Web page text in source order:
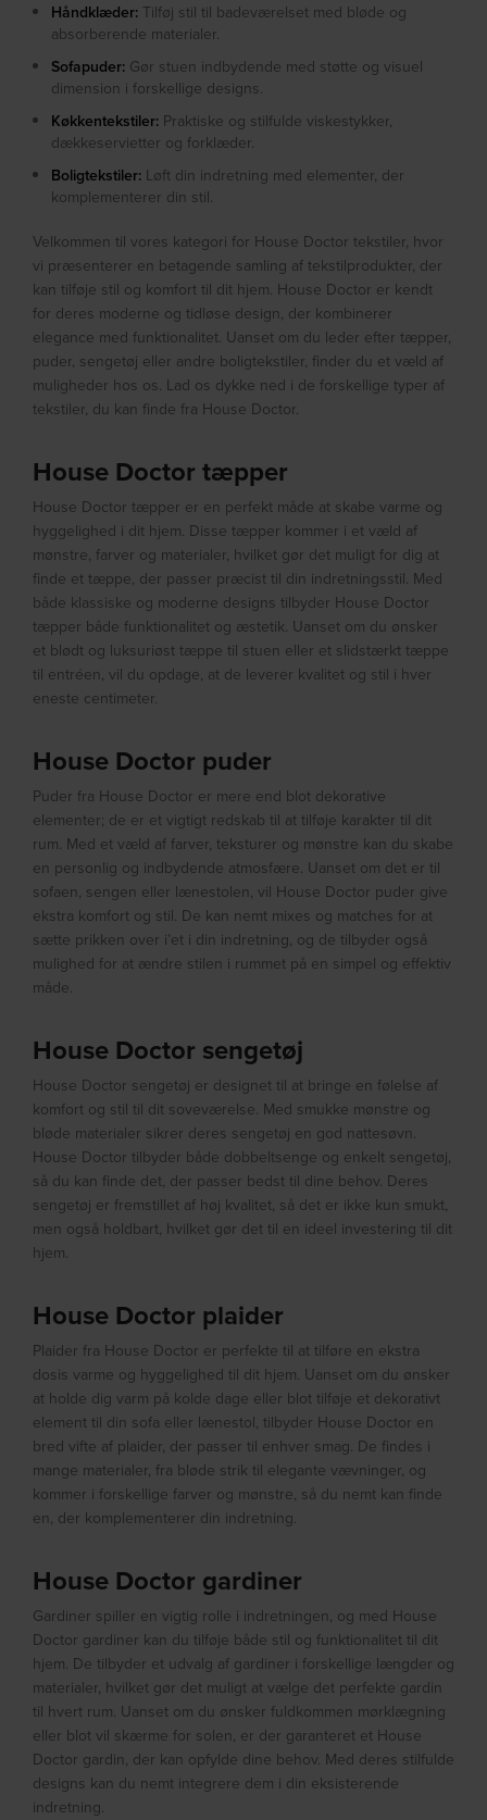
Håndklæder: Tilføj stil til badeværelset med bløde og
absorberende materialer.
Sofapuder: Gør stuen indbydende med støtte og visuel
dimension i forskellige designs.
Køkkentekstiler: Praktiske og stilfulde viskestykker,
dækkeservietter og forklæder.
Boligtekstiler: Løft din indretning med elementer, der
komplementerer din stil.
Velkommen til vores kategori for House Doctor tekstiler, hvor
vi præsenterer en betagende samling af tekstilprodukter, der
kan tilføje stil og komfort til dit hjem. House Doctor er kendt
for deres moderne og tidløse design, der kombinerer
elegance med funktionalitet. Uanset om du leder efter tæpper,
puder, sengetøj eller andre boligtekstiler, finder du et væld af
muligheder hos os. Lad os dykke ned i de forskellige typer af
tekstiler, du kan finde fra House Doctor.
House Doctor tæpper
House Doctor tæpper er en perfekt måde at skabe varme og
hyggelighed i dit hjem. Disse tæpper kommer i et væld af
mønstre, farver og materialer, hvilket gør det muligt for dig at
finde et tæppe, der passer præcist til din indretningsstil. Med
både klassiske og moderne designs tilbyder House Doctor
tæpper både funktionalitet og æstetik. Uanset om du ønsker
et blødt og luksuriøst tæppe til stuen eller et slidstærkt tæppe
til entréen, vil du opdage, at de leverer kvalitet og stil i hver
eneste centimeter.
House Doctor puder
Puder fra House Doctor er mere end blot dekorative
elementer; de er et vigtigt redskab til at tilføje karakter til dit
rum. Med et væld af farver, teksturer og mønstre kan du skabe
en personlig og indbydende atmosfære. Uanset om det er til
sofaen, sengen eller lænestolen, vil House Doctor puder give
ekstra komfort og stil. De kan nemt mixes og matches for at
sætte prikken over i’et i din indretning, og de tilbyder også
mulighed for at ændre stilen i rummet på en simpel og effektiv
måde.
House Doctor sengetøj
House Doctor sengetøj er designet til at bringe en følelse af
komfort og stil til dit soveværelse. Med smukke mønstre og
bløde materialer sikrer deres sengetøj en god nattesøvn.
House Doctor tilbyder både dobbeltsenge og enkelt sengetøj,
så du kan finde det, der passer bedst til dine behov. Deres
sengetøj er fremstillet af høj kvalitet, så det er ikke kun smukt,
men også holdbart, hvilket gør det til en ideel investering til dit
hjem.
House Doctor plaider
Plaider fra House Doctor er perfekte til at tilføre en ekstra
dosis varme og hyggelighed til dit hjem. Uanset om du ønsker
at holde dig varm på kolde dage eller blot tilføje et dekorativt
element til din sofa eller lænestol, tilbyder House Doctor en
bred vifte af plaider, der passer til enhver smag. De findes i
mange materialer, fra bløde strik til elegante vævninger, og
kommer i forskellige farver og mønstre, så du nemt kan finde
en, der komplementerer din indretning.
House Doctor gardiner
Gardiner spiller en vigtig rolle i indretningen, og med House
Doctor gardiner kan du tilføje både stil og funktionalitet til dit
hjem. De tilbyder et udvalg af gardiner i forskellige længder og
materialer, hvilket gør det muligt at vælge det perfekte gardin
til hvert rum. Uanset om du ønsker fuldkommen mørklægning
eller blot vil skærme for solen, er der garanteret et House
Doctor gardin, der kan opfylde dine behov. Med deres stilfulde
designs kan du nemt integrere dem i din eksisterende
indretning.